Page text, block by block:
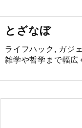
とざなぼ
ライフハック, ガジ
雑学や哲学まで幅広